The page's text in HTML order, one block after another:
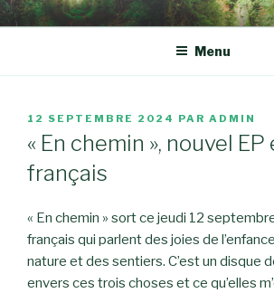
Aller
au
principal
LIONEL SOLVEIGH
Menu
PUBLIÉ
LE
12 SEPTEMBRE 2024 PAR ADMIN
« En chemin », nouvel EP
français
« En chemin » sort ce jeudi 12
français qui parlent des joies de
nature et des sentiers. C’est un disque
envers ces trois choses et ce qu’elles